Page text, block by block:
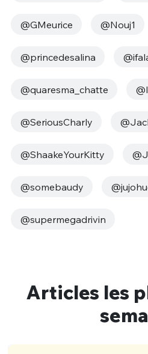
@GMeurice @Nouj1
@princedesalina
@quaresma_chatte
@SeriousCharly
@ShaakeYourKitty
@somebaudy
@supermegadrivin
Articles les